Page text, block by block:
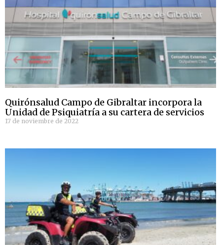
Quirónsalud Campo de Gibraltar incorpora la
Unidad de Psiquiatría a su cartera de servicios
17 de noviembre de 2022